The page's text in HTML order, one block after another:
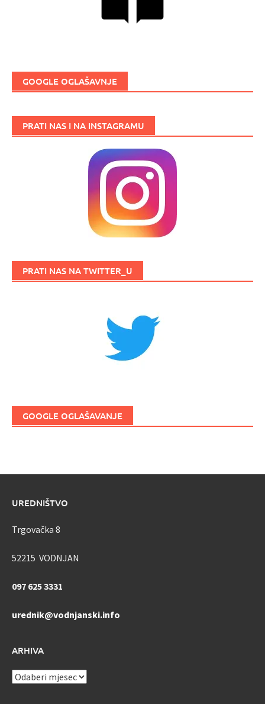
GOOGLE OGLAŠAVNJE
PRATI NAS I NA INSTAGRAMU
PRATI NAS NA TWITTER_U
GOOGLE OGLAŠAVANJE
UREDNIŠTVO
Trgovačka 8
52215 VODNJAN
097 625 3331
urednik@vodnjanski.info
ARHIVA
ARHIVA